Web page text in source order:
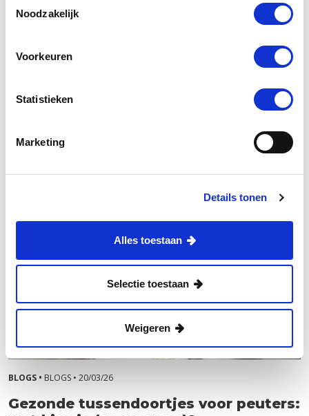
Noodzakelijk
Voorkeuren
Statistieken
Marketing
Details tonen
Alles toestaan
Selectie toestaan
Weigeren
Traktatie
BLOGS • BLOGS • 20/03/26
Gezonde tussendoortjes voor peuters: